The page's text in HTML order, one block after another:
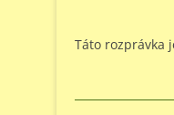
Táto rozprávka